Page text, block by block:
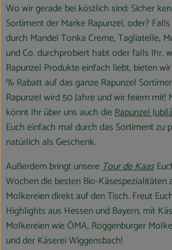
Wo wir gerade bei köstlich sind: Sicher
Sortiment der Marke Rapunzel, oder?
durch Mandel Tonka Creme, Tagliatelle,
und Co. durchprobiert habt oder falls Ihr,
Rapunzel Produkte einfach liebt, bieten
% Rabatt auf das ganze Rapunzel
Rapunzel wird 50 Jahre und wir feiern mit!
könnt Ihr über uns auch dieRapunzel
Euch einfach mal durch das Sortiment zu
natürlich als Geschenk.
Außerdem bringt unsereTour de Kaas
Wochen die besten Bio-Käsespezialitäten
Molkereien direkt auf den Tisch. Freut
Highlights aus Hessen und Bayern, mit
Molkereien wie ÖMA, Roggenburger
und der Käserei Wiggensbach!